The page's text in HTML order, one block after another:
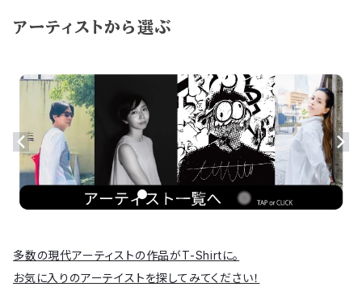
アーティストから選ぶ
多数の現代アーティストの作品がT-Shirtに。
お気に入りのアーテイストを探してみてください！